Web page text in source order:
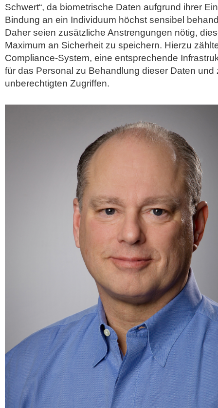
Schwert“, da biometrische Daten aufgrund ihrer
Bindung an ein Individuum höchst sensibel
Daher seien zusätzliche Anstrengungen nötig,
Maximum an Sicherheit zu speichern. Hierzu
Compliance-System, eine entsprechende
für das Personal zu Behandlung dieser Daten und
unberechtigten Zugriffen.